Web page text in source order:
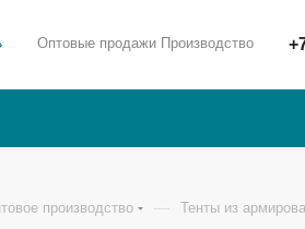
Оптовые продажи Производство
производство — Тенты из